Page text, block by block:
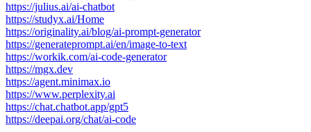
https://julius.ai/ai-chatbot
https://studyx.ai/Home
https://originality.ai/blog/ai-prompt-generator
https://generateprompt.ai/en/image-to-text
https://workik.com/ai-code-generator
https://mgx.dev
https://agent.minimax.io
https://www.perplexity.ai
https://chat.chatbot.app/gpt5
https://deepai.org/chat/ai-code